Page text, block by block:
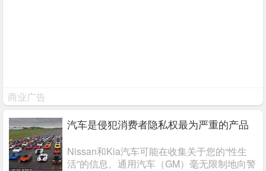
商业广告
汽车是侵犯消费者隐私权最为严重的产品
Nissan和Kia汽车可能在收集关于您的“性生
活”的信息。通用汽车（GM）毫无限制地向警